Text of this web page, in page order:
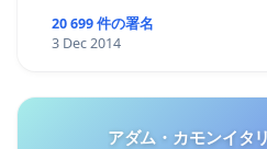
20 699 件の署名
3 Dec 2014
アダム・カモンイタ